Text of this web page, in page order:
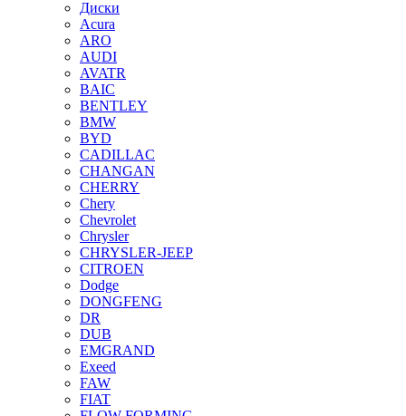
Диски
Acura
ARO
AUDI
AVATR
BAIC
BENTLEY
BMW
BYD
CADILLAC
CHANGAN
CHERRY
Chery
Chevrolet
Chrysler
CHRYSLER-JEEP
CITROEN
Dodge
DONGFENG
DR
DUB
EMGRAND
Exeed
FAW
FIAT